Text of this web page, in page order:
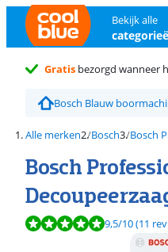
Bekijk alle
Gratis bezorgd wanneer
Bosch Blauw
Alle merken Bosch Bosch
Bosch
Beoordeling is 9,5 van de 10,
9,5/10(11